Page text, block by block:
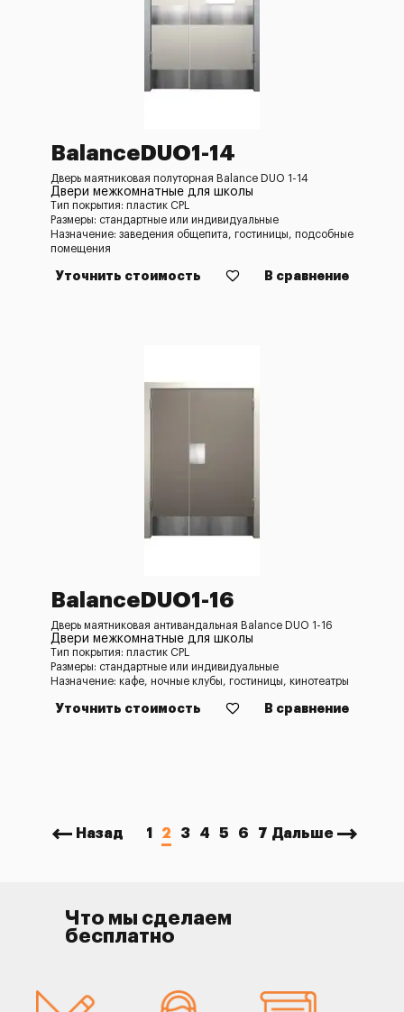
BalanceDUO1-14
Дверь маятниковая полуторная Balance DUO 1-14
Двери межкомнатные для школы
Тип покрытия: пластик CPL
Размеры: стандартные или индивидуальные
Назначение: заведения общепита, гостиницы, подсобные
помещения
Уточнить стоимость В сравнение
BalanceDUO1-16
Дверь маятниковая антивандальная Balance DUO 1-16
Двери межкомнатные для школы
Тип покрытия: пластик CPL
Размеры: стандартные или индивидуальные
Назначение: кафе, ночные клубы, гостиницы, кинотеатры
Уточнить стоимость В сравнение
Назад 1 2 3 4 5 6 7 Дальше
Что мы сделаем
бесплатно